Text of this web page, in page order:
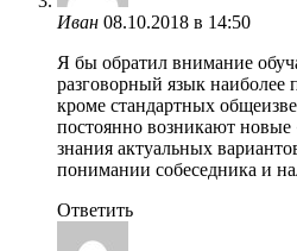
Иван 08.10.2018 в 14:50
Я бы обратил внимание
разговорный язык
кроме стандартных
постоянно возникают
знания актуальных
понимании собеседника и
Ответить